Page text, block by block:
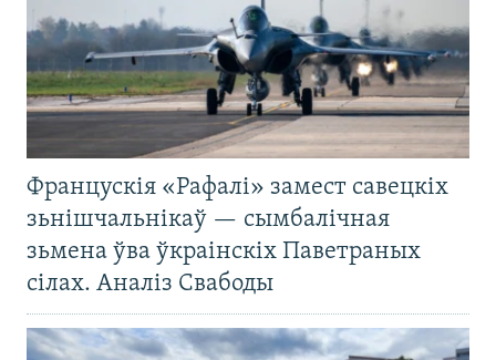
Францускія «Рафалі» замест савецкіх
зьнішчальнікаў — сымбалічная
зьмена ўва ўкраінскіх Паветраных
сілах. Аналіз Свабоды